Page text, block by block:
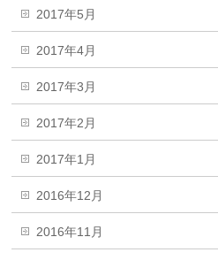
2017年5月
2017年4月
2017年3月
2017年2月
2017年1月
2016年12月
2016年11月